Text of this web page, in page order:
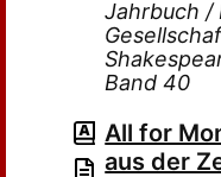
Jahrbuch /
Band 40
All for
aus der